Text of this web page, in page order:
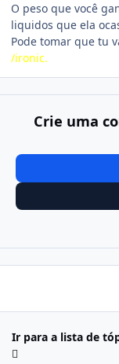
O peso que você
liquidos que ela
Pode tomar que tu
/ironic.
Crie uma
Ir para a lista de